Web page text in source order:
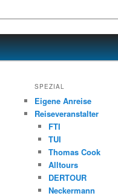
SPEZIAL
Eigene Anreise
Reiseveranstalter
FTI
TUI
Thomas Cook
Alltours
DERTOUR
Neckermann